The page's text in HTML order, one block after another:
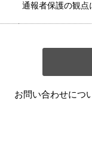
通報者保護の観点
お問い合わせにつ